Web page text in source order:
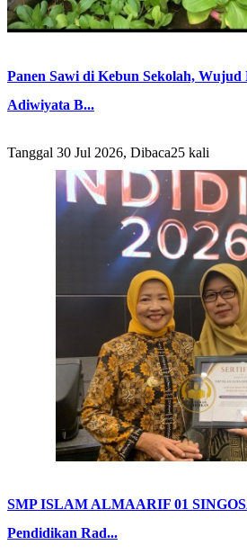
Panen Sawi di Kebun Sekolah, Wujud
Adiwiyata B...
Tanggal 30 Jul 2026, Dibaca25 kali
SMP ISLAM ALMAARIF 01
Pendidikan Rad...